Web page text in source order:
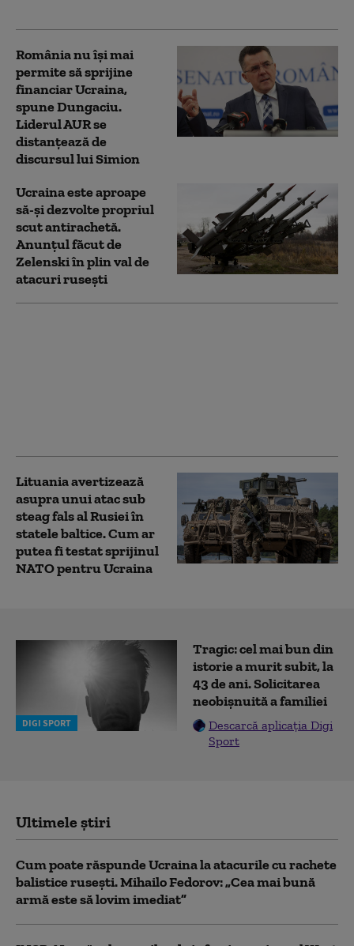
România nu își mai
permite să sprijine
financiar Ucraina,
spune Dungaciu.
Liderul AUR se
distanțează de
discursul lui Simion
Ucraina este aproape
să-și dezvolte propriul
scut antirachetă.
Anunțul făcut de
Zelenski în plin val de
atacuri rusești
Lituania avertizează
asupra unui atac sub
steag fals al Rusiei în
statele baltice. Cum ar
putea fi testat sprijinul
NATO pentru Ucraina
DIGI SPORT
Tragic: cel mai bun din
istorie a murit subit, la
43 de ani. Solicitarea
neobișnuită a familiei
Descarcă aplicația Digi
Sport
Ultimele știri
Cum poate răspunde Ucraina la atacurile cu rachete
balistice rusești. Mihailo Fedorov: „Cea mai bună
armă este să lovim imediat”